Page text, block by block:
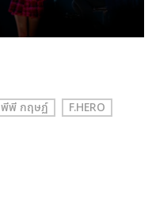
พีพี กฤษฏ์
F.HERO